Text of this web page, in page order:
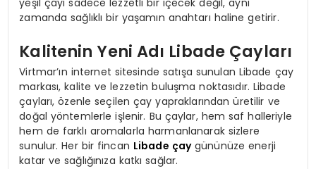
yeşil çayı sadece lezzetli bir içecek değil, aynı
zamanda sağlıklı bir yaşamın anahtarı haline getirir.
Kalitenin Yeni Adı Libade Çayları
Virtmar’ın internet sitesinde satışa sunulan Libade çay
markası, kalite ve lezzetin buluşma noktasıdır. Libade
çayları, özenle seçilen çay yapraklarından üretilir ve
doğal yöntemlerle işlenir. Bu çaylar, hem saf halleriyle
hem de farklı aromalarla harmanlanarak sizlere
sunulur. Her bir fincan Libade çaygününüze enerji
katar ve sağlığınıza katkı sağlar.